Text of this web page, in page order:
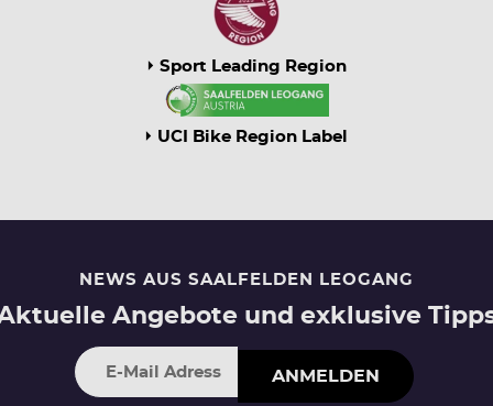
Sport Leading Region
UCI Bike Region Label
NEWS AUS SAALFELDEN LEOGANG
Angebote und exklusive
ANMELDEN